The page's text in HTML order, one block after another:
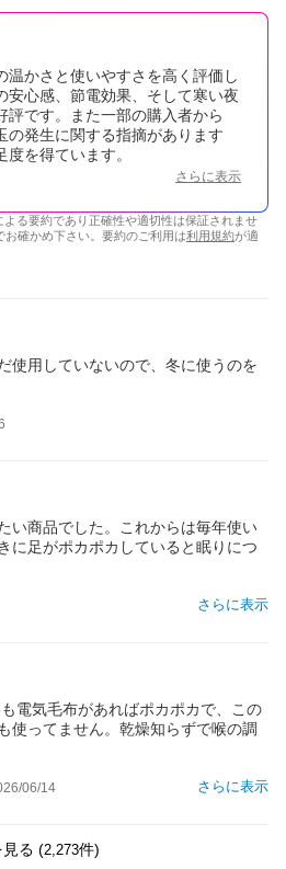
温かさと使いやすさを高く評価し
安心感、節電効果、そして寒い夜
評です。また一部の購入者から
の発生に関する指摘があります
を得ています。
さらに表示
る要約であり正確性や適切性は保証されませ
確かめ下さい。要約のご利用は利用規約が適
使用していないので、冬に使うのを
い商品でした。これからは毎年使い
に足がポカポカしていると眠りにつ
さらに表示
電気毛布があればポカポカで、この
使ってません。乾燥知らずで喉の調
さらに表示
06/14
見る (2,273件)